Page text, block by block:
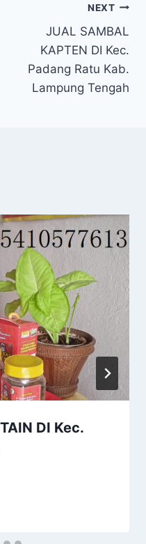
NEXT
JUAL SAMBAL
KAPTEN DI Kec.
Padang Ratu Kab.
Lampung Tengah
DI Kec.